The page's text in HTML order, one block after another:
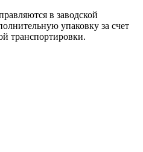
в заводской
упаковку за счет
транспортировки.